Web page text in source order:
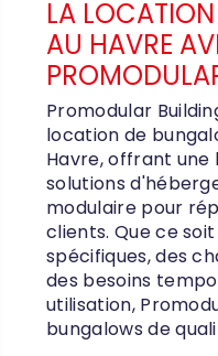
LA
AU HAVRE
Promodular
location de
Havre, offrant
solutions
modulaire pour
clients. Que ce
spécifiques, des
des besoins
utilisation,
bungalows de